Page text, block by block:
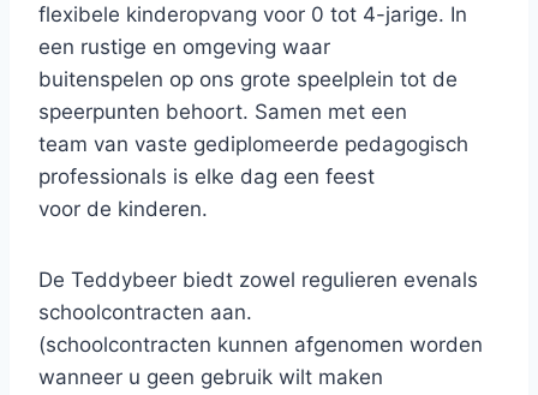
flexibele kinderopvang voor 0 tot 4-jarige. In
een rustige en omgeving waar
buitenspelen op ons grote speelplein tot de
speerpunten behoort. Samen met een
team van vaste gediplomeerde pedagogisch
professionals is elke dag een feest
voor de kinderen.
De Teddybeer biedt zowel regulieren evenals
schoolcontracten aan.
(schoolcontracten kunnen afgenomen worden
wanneer u geen gebruik wilt maken